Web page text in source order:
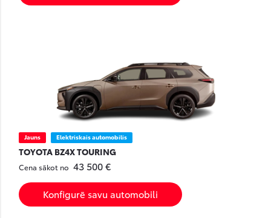
Jauns Elektriskais automobilis
TOYOTA BZ4X TOURING
Cena sākot no 43 500 €
Konfigurē savu automobili